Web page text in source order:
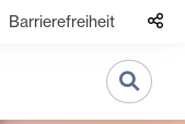
Barrierefreiheit
Suche